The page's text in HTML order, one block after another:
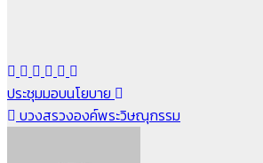
แนะแนว
เรื่อง
ประชุมมอบนโยบาย
บวงสรวงองค์พระวิษณุกรรม